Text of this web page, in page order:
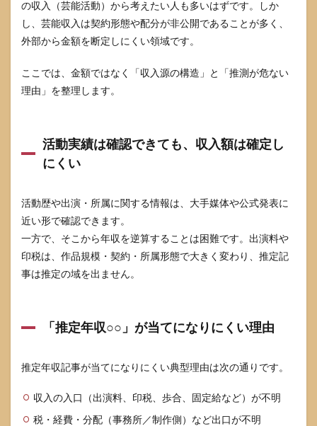
の収入（芸能活動）から考えたい人も多いはずです。しか
し、芸能収入は契約形態や配分が非公開であることが多く、
外部から金額を断定しにくい領域です。
ここでは、金額ではなく「収入源の構造」と「推測が危ない
理由」を整理します。
活動実績は確認できても、収入額は確定し
にくい
活動歴や出演・所属に関する情報は、大手媒体や公式発表に
近い形で確認できます。
一方で、そこから年収を逆算することは困難です。出演料や
印税は、作品規模・契約・所属形態で大きく変わり、推定記
事は推定の域を出ません。
「推定年収○○」が当てになりにくい理由
推定年収記事が当てになりにくい典型理由は次の通りです。
収入の入口（出演料、印税、歩合、固定給など）が不明
税・経費・分配（事務所／制作側）など出口が不明